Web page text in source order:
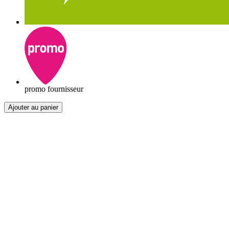
promo fournisseur
Ajouter au panier